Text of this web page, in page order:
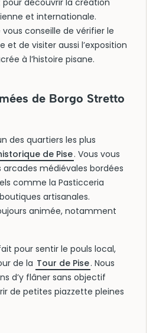
pour découvrir la création
et internationale.
conseille de vérifier le
et de visiter aussi l’exposition
à l’histoire pisane.
de Borgo Stretto
des quartiers les plus
de Pise. Vous vous
arcades médiévales bordées
comme la Pasticceria
artisanales.
animée, notamment
pour sentir le pouls local,
de la Tour de Pise. Nous
d’y flâner sans objectif
de petites piazzette pleines